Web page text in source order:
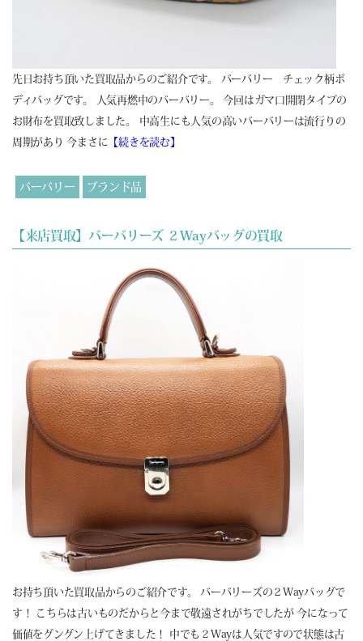
先日お持ち頂いた買取品からのご紹介です。 バーバリー チェック柄ボ
ディバッグです。 人気再燃中のバーバリー。 今回はガマ口開閉タイプの
お財布を買取致しました。 中高生にも人気の高いバーバリーは流行りの
周期があり 今まさに
【続きを読む】
バーバリー ブランド品
【来店買取】バーバリーズ ２Wayバッグの買取
お持ち頂いた買取品からのご紹介です。 バーバリーズの２Wayバッグで
す！ こちらは古いものだからと今まで敬遠されがちでしたが 今になって
価値をグングン上げてきました！ 中でも２Wayは人気ですので状態は古